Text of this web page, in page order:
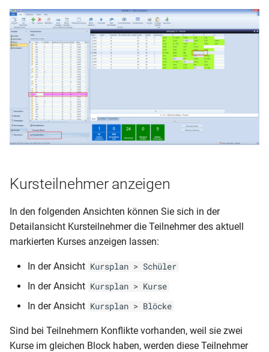
Kursteilnehmer anzeigen
In den folgenden Ansichten können Sie sich in der
Detailansicht Kursteilnehmer die Teilnehmer des aktuell
markierten Kurses anzeigen lassen:
In der Ansicht Kursplan > Schüler
In der Ansicht Kursplan > Kurse
In der Ansicht Kursplan > Blöcke
Sind bei Teilnehmern Konflikte vorhanden, weil sie zwei
Kurse im gleichen Block haben, werden diese Teilnehmer